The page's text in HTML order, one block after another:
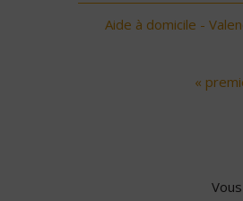
Aide à domicile -
«